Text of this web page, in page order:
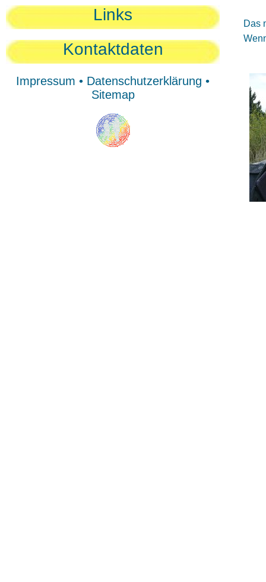
Links
Kontaktdaten
Impressum • Datenschutzerklärung •
Sitemap
Das